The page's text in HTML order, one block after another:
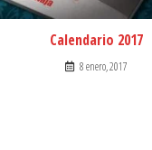
Calendario 2017
8 enero, 2017